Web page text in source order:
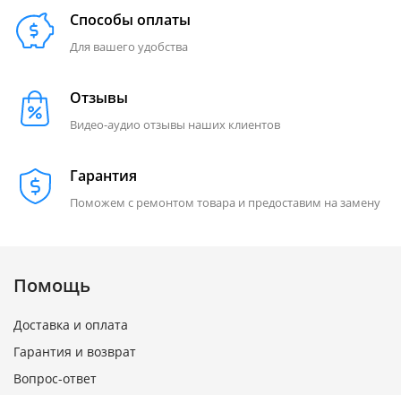
Способы оплаты
Для вашего удобства
Отзывы
Видео-аудио отзывы наших клиентов
Гарантия
Поможем с ремонтом товара и предоставим на замену
Помощь
Доставка и оплата
Гарантия и возврат
Вопрос-ответ